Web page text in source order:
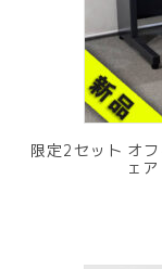
限定2セット オ
ェ